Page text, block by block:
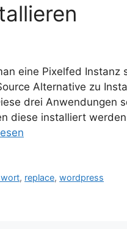
eine Pixelfed Instanz
Alternative zu
drei Anwendungen
diese installiert
, replace,wordpress